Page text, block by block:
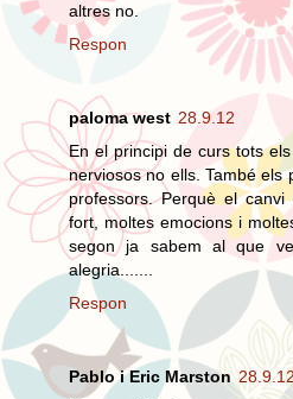
altres no.
Respon
paloma west 28.9.12
En el principi de curs tots
nerviosos no ells. També
professors. Perquè el
fort, moltes emocions i
segon ja sabem al que
alegria.......
Respon
Pablo i Eric Marston